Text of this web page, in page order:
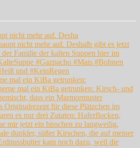
nicht mehr auf. Desha
mal ein KiBa getrunken: